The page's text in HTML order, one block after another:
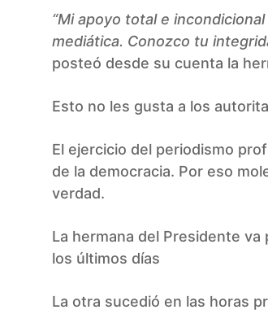
“Mi apoyo total e
mediática. Conozco tu
posteó desde su cuenta la
Esto no les gusta a los
El ejercicio del periodismo
de la democracia. Por eso
verdad.
La hermana del Presidente
los últimos días
La otra sucedió en las horas